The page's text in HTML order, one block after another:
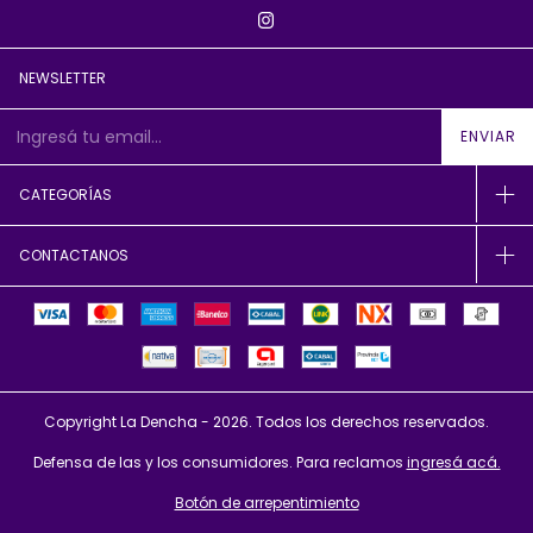
NEWSLETTER
CATEGORÍAS
CONTACTANOS
Copyright La Dencha - 2026. Todos los derechos reservados.
Defensa de las y los consumidores. Para reclamos ingresá acá.
Botón de arrepentimiento